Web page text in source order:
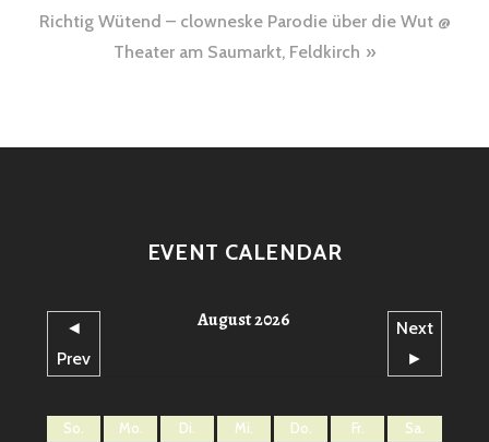
Richtig Wütend – clowneske Parodie über die Wut @
Theater am Saumarkt, Feldkirch
EVENT CALENDAR
◄
Prev
August 2026
Next
►
So. Mo. Di. Mi. Do. Fr. Sa.